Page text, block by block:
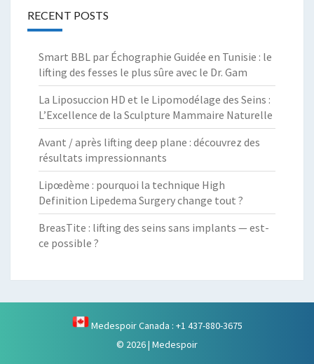
RECENT POSTS
Smart BBL par Échographie Guidée en Tunisie : le
lifting des fesses le plus sûre avec le Dr. Gam
La Liposuccion HD et le Lipomodélage des Seins :
L’Excellence de la Sculpture Mammaire Naturelle
Avant / après lifting deep plane : découvrez des
résultats impressionnants
Lipœdème : pourquoi la technique High
Definition Lipedema Surgery change tout ?
BreasTite : lifting des seins sans implants — est-
ce possible ?
Medespoir Canada : +1 437-880-3675
© 2026| Medespoir